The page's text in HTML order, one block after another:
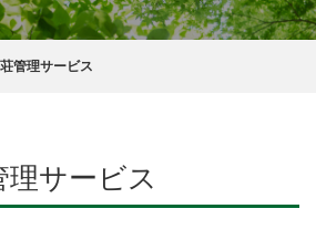
管理サービス
サービス